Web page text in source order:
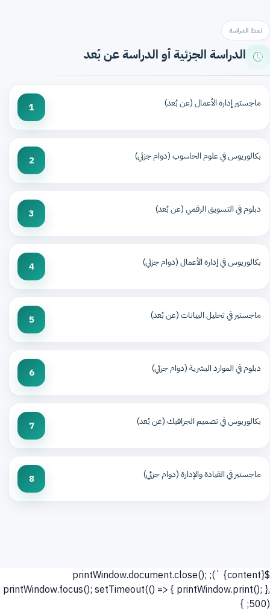
نمط الدراسة
الدراسة الجزئية أو الدراسة عن بُعد
ماجستير إدارة الأعمال (عن بُعد) 1
بكالوريوس في علوم الحاسوب (دوام جزئي) 2
دبلوم في التسويق الرقمي (عن بُعد) 3
بكالوريوس في إدارة الأعمال (دوام جزئي) 4
ماجستير في تحليل البيانات (عن بُعد) 5
دبلوم في الموارد البشرية (دوام جزئي) 6
بكالوريوس في تصميم الجرافيك (عن بُعد) 7
ماجستير في القيادة والإدارة (دوام جزئي) 8
${content}
`); printWindow.document.close();
printWindow.focus(); setTimeout(() => { printWindow.print(); },
500); }